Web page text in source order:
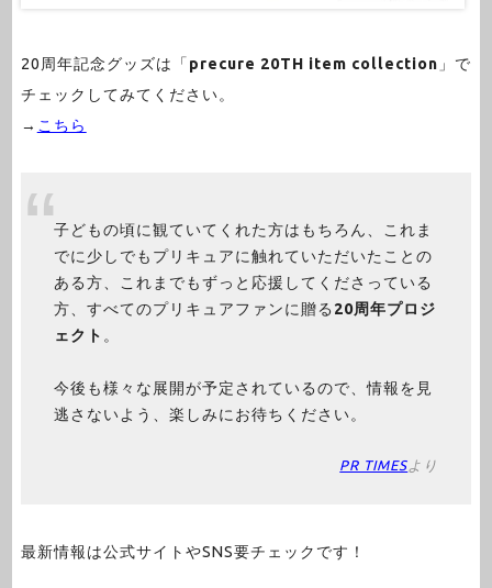
20周年記念グッズは「 precure 20TH item collection 」で
チェックしてみてください。
→ こちら
子どもの頃に観ていてくれた方はもちろん、これま
でに少しでもプリキュアに触れていただいたことの
ある方、これまでもずっと応援してくださっている
方、すべてのプリキュアファンに贈る 20周年プロジ
ェクト 。
今後も様々な展開が予定されているので、情報を見
逃さないよう、楽しみにお待ちください。
PR TIMESより
最新情報は公式サイトやSNS要チェックです！